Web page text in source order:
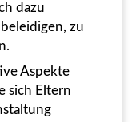
dazu
zu
Aspekte
sich Eltern